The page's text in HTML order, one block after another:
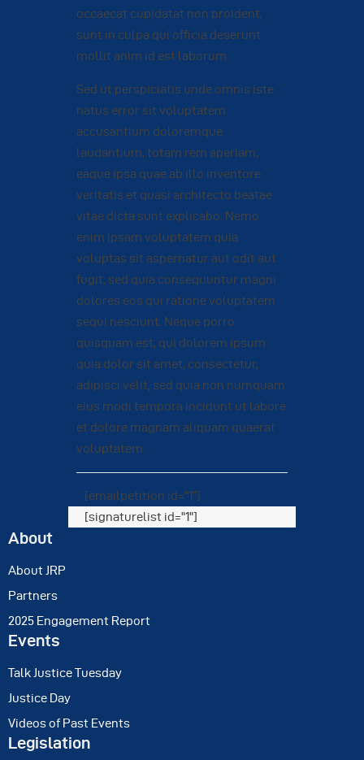
occaecat cupidatat non proident,
sunt in culpa qui officia deserunt
mollit anim id est laborum.
Sed ut perspiciatis unde omnis iste
natus error sit voluptatem
accusantium doloremque
laudantium, totam rem aperiam,
eaque ipsa quae ab illo inventore
veritatis et quasi architecto beatae
vitae dicta sunt explicabo. Nemo
enim ipsam voluptatem quia
voluptas sit aspernatur aut odit aut
fugit, sed quia consequuntur magni
dolores eos qui ratione voluptatem
sequi nesciunt. Neque porro
quisquam est, qui dolorem ipsum
quia dolor sit amet, consectetur,
adipisci velit, sed quia non numquam
eius modi tempora incidunt ut labore
et dolore magnam aliquam quaerat
voluptatem.
[emailpetition id="1"]
[signaturelist id="1"]
About
About JRP
Partners
2025 Engagement Report
Events
Talk Justice Tuesday
Justice Day
Videos of Past Events
Legislation